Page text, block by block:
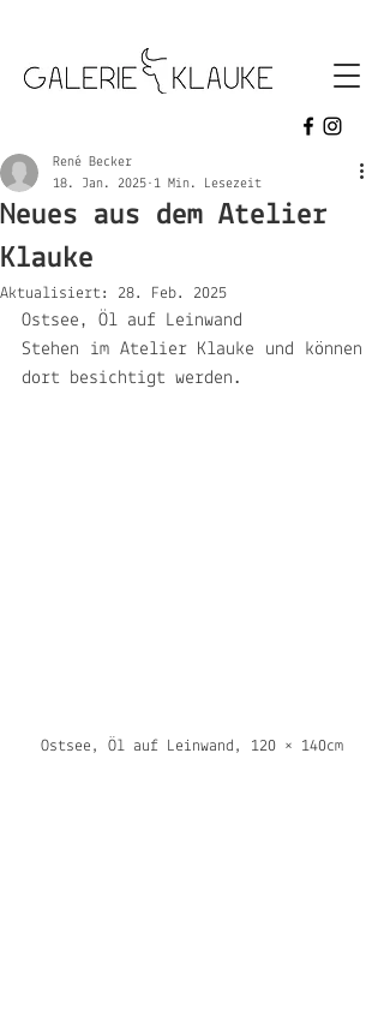
galerie klauke
Neues aus dem Atelier
Klauke
René Becker
18. Jan. 2025 1 Min. Lesezeit
Aktualisiert: 28. Feb. 2025
Ostsee, Öl auf Leinwand
Stehen im Atelier Klauke und können
dort besichtigt werden.
Ostsee, Öl auf Leinwand, 120 × 140cm